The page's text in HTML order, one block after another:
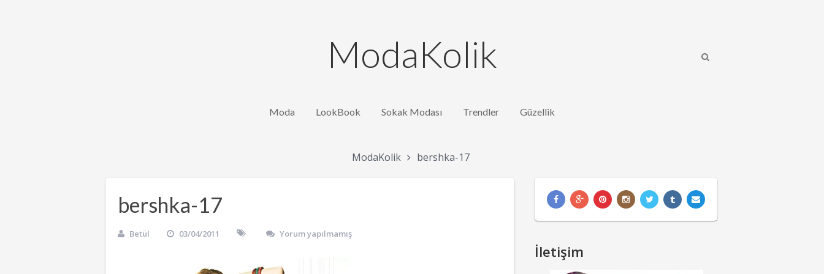
ModaKolik
Moda LookBook Sokak Modası Trendler Güzellik
ModaKolik bershka-17
bershka-17
Betül 03/04/2011 Yorum yapılmamış
İletişim